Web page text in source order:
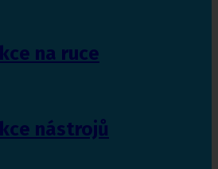
na ruce
nástrojů